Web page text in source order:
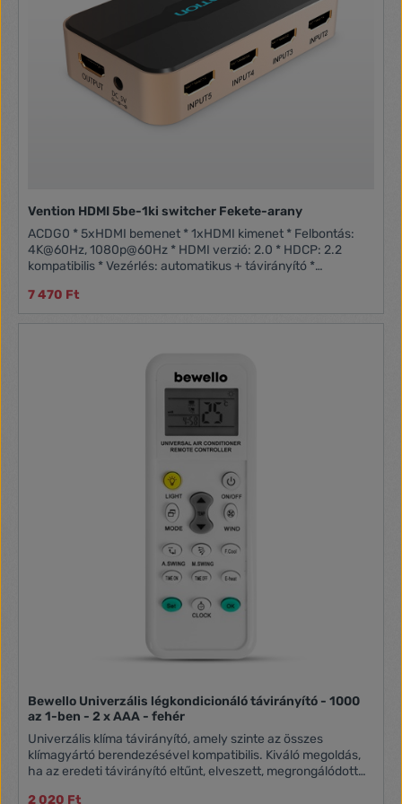
Vention HDMI 5be-1ki switcher Fekete-arany
ACDG0 * 5xHDMI bemenet * 1xHDMI kimenet * Felbontás:
4K@60Hz, 1080p@60Hz * HDMI verzió: 2.0 * HDCP: 2.2
kompatibilis * Vezérlés: automatikus + távirányító *
támogatás: Dolby TrueHD, DTS-HD Master Audio * Bemeneti
jelszint: 0.5-1.0V p-p * Áramellátás: USB-C 5V * Burkolat:
7 470 Ft
Bewello Univerzális légkondicionáló távirányító - 1000
az 1-ben - 2 x AAA - fehér
Univerzális klíma távirányító, amely szinte az összes
klímagyártó berendezésével kompatibilis. Kiváló megoldás,
ha az eredeti távirányító eltűnt, elveszett, megrongálódott
2 020 Ft